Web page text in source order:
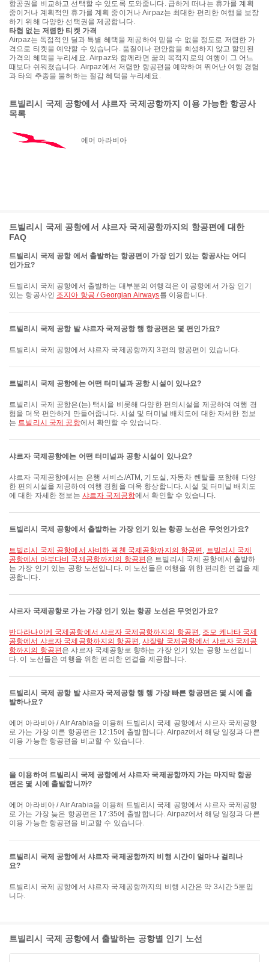
항공권을 비교하고 선택할 수 있도록 도와줍니다. 급하게 떠나는 휴가를 계획
중이거나 계획적인 휴가를 계획 중이거나 Airpaz는 최대한 편리한 여행을 보장
하기 위해 다양한 선택권을 제공합니다.
타협 없는 저렴한 티켓 가격
Airpaz는 독점적인 딜과 특별 혜택을 제공하여 믿을 수 없을 정도로 저렴한 가
격으로 티켓을 예약할 수 있습니다. 품질이나 편안함을 희생하지 않고 할인된
가격의 혜택을 누리세요. Airpaz와 함께라면 꿈의 목적지로의 여행이 그 어느
때보다 쉬워졌습니다. Airpaz에서 저렴한 항공편을 예약하여 뛰어난 여행 경험
과 타의 추종을 불허하는 절감 혜택을 누리세요.
트빌리시 국제 공항에서 샤르자 국제공항까지 이용 가능한 항공사
목록
에어 아라비아
트빌리시 국제 공항에서 샤르자 국제공항까지의 항공편에 대한
FAQ
트빌리시 국제 공항 에서 출발하는 항공편이 가장 인기 있는 항공사는 어디
인가요?
트빌리시 국제 공항에서 출발하는 대부분의 여행객은 이 공항에서 가장 인기
있는 항공사인 조지아 항공 / Georgian Airways를 이용합니다.
트빌리시 국제 공항 발 샤르자 국제공항 행 항공편은 몇 편인가요?
트빌리시 국제 공항에서 샤르자 국제공항까지 3편의 항공편이 있습니다.
트빌리시 국제 공항에는 어떤 터미널과 공항 시설이 있나요?
트빌리시 국제 공항은(는) 택시을 비롯해 다양한 편의시설을 제공하여 여행 경
험을 더욱 편안하게 만들어줍니다. 시설 및 터미널 배치도에 대한 자세한 정보
는 트빌리시 국제 공항에서 확인할 수 있습니다.
샤르자 국제공항에는 어떤 터미널과 공항 시설이 있나요?
샤르자 국제공항에서는 은행 서비스/ATM, 기도실, 자동차 렌탈를 포함해 다양
한 편의시설을 제공하여 여행 경험을 더욱 향상합니다. 시설 및 터미널 배치도
에 대한 자세한 정보는 샤르자 국제공항에서 확인할 수 있습니다.
트빌리시 국제 공항에서 출발하는 가장 인기 있는 항공 노선은 무엇인가요?
트빌리시 국제 공항에서 사비하 괵첸 국제공항까지의 항공편 , 트빌리시 국제
공항에서 아부다비 국제공항까지의 항공편 은 트빌리시 국제 공항에서 출발하
는 가장 인기 있는 공항 노선입니다. 이 노선들은 여행을 위한 편리한 연결을 제
공합니다.
샤르자 국제공항로 가는 가장 인기 있는 항공 노선은 무엇인가요?
반다라나이케 국제공항에서 샤르자 국제공항까지의 항공편 , 조모 케냐타 국제
공항에서 샤르자 국제공항까지의 항공편 ,샤잘랄 국제공항에서 샤르자 국제공
항까지의 항공편 은 샤르자 국제공항로 향하는 가장 인기 있는 공항 노선입니
다. 이 노선들은 여행을 위한 편리한 연결을 제공합니다.
트빌리시 국제 공항 발 샤르자 국제공항 행 행 가장 빠른 항공편은 몇 시에 출
발하나요?
에어 아라비아 / Air Arabia을 이용해 트빌리시 국제 공항에서 샤르자 국제공항
로 가는 가장 이른 항공편은 12:15에 출발합니다. Airpaz에서 해당 일정과 다른
이용 가능한 항공편을 비교할 수 있습니다.
을 이용하여 트빌리시 국제 공항에서 샤르자 국제공항까지 가는 마지막 항공
편은 몇 시에 출발합니까?
에어 아라비아 / Air Arabia을 이용해 트빌리시 국제 공항에서 샤르자 국제공항
로 가는 가장 늦은 항공편은 17:35에 출발합니다. Airpaz에서 해당 일정과 다른
이용 가능한 항공편을 비교할 수 있습니다.
트빌리시 국제 공항에서 샤르자 국제공항까지 비행 시간이 얼마나 걸리나
요?
트빌리시 국제 공항에서 샤르자 국제공항까지의 비행 시간은 약 3시간 5분입
니다.
트빌리시 국제 공항에서 출발하는 공항별 인기 노선